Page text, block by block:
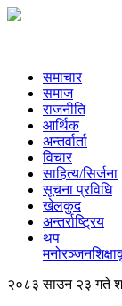
समाचार
समाज
राजनीति
आर्थिक
अन्तर्वार्ता
विचार
साहित्य/सिर्जना
सूचना प्रविधि
खेलकुद
अन्तर्राष्ट्रिय
थप
मनोरञ्‍जनशिक्षा
२०८३ साउन २३ गते